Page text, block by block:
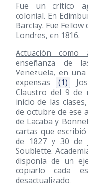
Fue un crítico
colonial. En
Barclay. Fue
Londres, en 1816.
Actuación como
enseñanza de
Venezuela, en
expensas
(1)
Claustro del 9 de
inicio de las
de octubre de ese
de Lacaba y
cartas que
de 1827 y 30 de
Soublette.
disponía de un
copiarlo cada
desactualizado.